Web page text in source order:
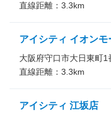
直線距離： 3.3km
アイシティ イオンモ
大阪府守口市大日東町
直線距離： 3.3km
アイシティ 江坂店